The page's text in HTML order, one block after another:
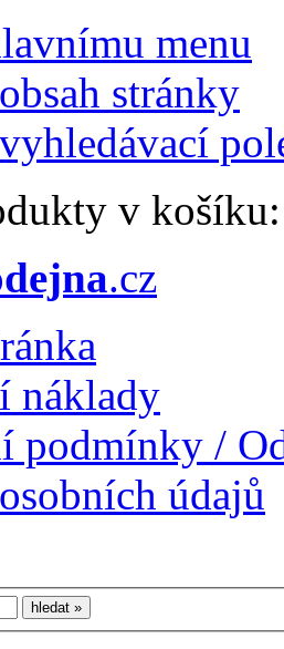
menu
stránky
v
.cz
náklady
podmínky /
údajů